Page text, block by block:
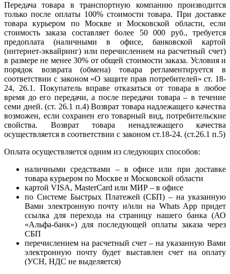
Передача товара в транспортную компанию производится
только после оплаты 100% стоимости товара. При доставке
товара курьером по Москве и Московской области, если
стоимость заказа составляет более 50 000 руб., требуется
предоплата (наличными в офисе, банковской картой
(интернет-эквайринг) или перечислением на расчетный счет)
в размере не менее 30% от общей стоимости заказа. Условия и
порядок возврата (обмена) товара регламентируется в
соответствии с законом «О защите прав потребителей» ст. 18-
24, 26.1. Покупатель вправе отказаться от товара в любое
время до его передачи, а после передачи товара – в течение
семи дней. (ст. 26.1 п.4) Возврат товара надлежащего качества
возможен, если сохранен его товарный вид, потребительские
свойства. Возврат товара ненадлежащего качества
осуществляется в соответствии с законом ст.18-24. (ст.26.1 п.5)
Оплата осуществляется одним из следующих способов:
наличными средствами – в офисе или при доставке
товара курьером по Москве и Московской области
картой VISA, MasterCard или МИР – в офисе
по Системе Быстрых Платежей (СБП) – на указанную
Вами электронную почту и/или на Whats App придет
ссылка для перехода на страницу нашего банка (АО
«Альфа-банк») для последующей оплаты заказа через
СБП
перечислением на расчетный счет – на указанную Вами
электронную почту будет выставлен счет на оплату
(УСН, НДС не выделяется)